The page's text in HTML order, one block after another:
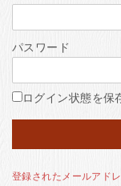
ご利用ガイド
お客様の声
パスワード
ログイン状態を保
登録されたメールアド